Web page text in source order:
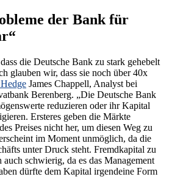
der Bank für
die Deutsche Bank zu stark gehebelt
glauben wir, dass sie noch über 40x
James Chappell, Analyst bei
Berenberg. „Die Deutsche Bank
reduzieren oder ihr Kapital
Ersteres geben die Märkte
Preises nicht her, um diesen Weg zu
im Moment unmöglich, da die
unter Druck steht. Fremdkapital zu
schwierig, da es das Management
dürfte dem Kapital irgendeine Form